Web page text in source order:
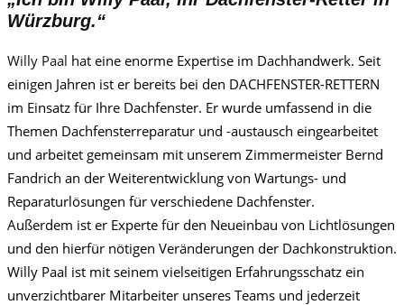
Würzburg.“
Willy Paal hat eine enorme Expertise im Dachhandwerk. Seit
einigen Jahren ist er bereits bei den DACHFENSTER-RETTERN
im Einsatz für Ihre Dachfenster. Er wurde umfassend in die
Themen Dachfensterreparatur und -austausch eingearbeitet
und arbeitet gemeinsam mit unserem Zimmermeister Bernd
Fandrich an der Weiterentwicklung von Wartungs- und
Reparaturlösungen für verschiedene Dachfenster.
Außerdem ist er Experte für den Neueinbau von Lichtlösungen
und den hierfür nötigen Veränderungen der Dachkonstruktion.
Willy Paal ist mit seinem vielseitigen Erfahrungsschatz ein
unverzichtbarer Mitarbeiter unseres Teams und jederzeit